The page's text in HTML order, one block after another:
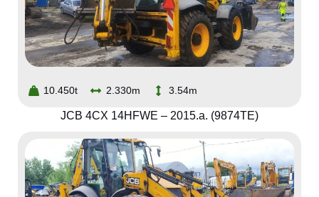
10.450t 2.330m 3.54m
JCB 4CX 14HFWE – 2015.a. (9874TE)